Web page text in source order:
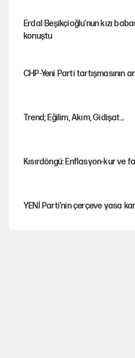
Erdal Beşikçioğlu'nun kızı
konuştu
CHP-Yeni Parti tartışmasının
Trend; Eğilim, Akım, Gidişat…
Kısırdöngü: Enflasyon-kur ve
YENİ Parti'nin çerçeve yasa